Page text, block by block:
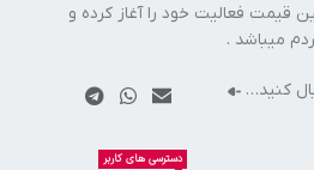
قیمت فعالیت خود را آغاز کرده و
میباشد .
کنید…
دسترسی های کاربر